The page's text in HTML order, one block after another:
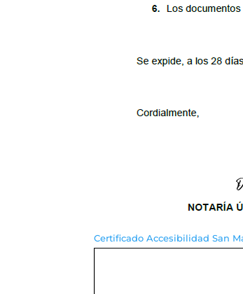
Certificado Accesibilidad San